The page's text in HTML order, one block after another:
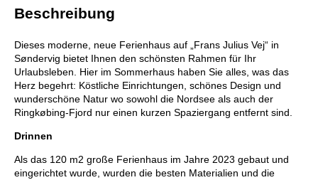
Beschreibung
Dieses moderne, neue Ferienhaus auf „Frans Julius Vej“ in
Søndervig bietet Ihnen den schönsten Rahmen für Ihr
Urlaubsleben. Hier im Sommerhaus haben Sie alles, was das
Herz begehrt: Köstliche Einrichtungen, schönes Design und
wunderschöne Natur wo sowohl die Nordsee als auch der
Ringkøbing-Fjord nur einen kurzen Spaziergang entfernt sind.
Drinnen
Als das 120 m2 große Ferienhaus im Jahre 2023 gebaut und
eingerichtet wurde, wurden die besten Materialien und die